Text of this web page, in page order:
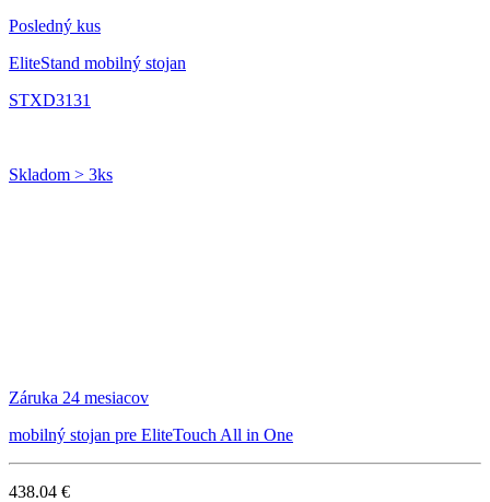
Posledný kus
EliteStand mobilný stojan
STXD3131
Skladom > 3ks
Záruka 24 mesiacov
mobilný stojan pre EliteTouch All in One
438.04 €